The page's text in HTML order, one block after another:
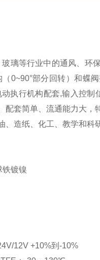
璃等行业中的通风、环
0~90°部分回转）和蝶
执行机构配套,输入控
套简单、流通能力大
造纸、化工、教学和科
铁镀镍
12V +10%到-10%